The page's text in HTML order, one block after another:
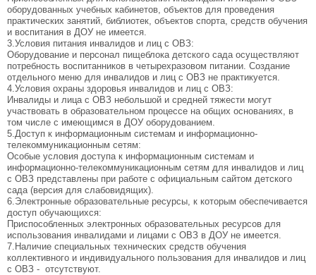
оборудованных учебных кабинетов, объектов для проведения
практических занятий, библиотек, объектов спорта, средств обучения
и воспитания в ДОУ не имеется.
3.Условия питания инвалидов и лиц с ОВЗ:
Оборудование и персонал пищеблока детского сада осуществляют
потребность воспитанников в четырехразовом питании. Создание
отдельного меню для инвалидов и лиц с ОВЗ не практикуется.
4.Условия охраны здоровья инвалидов и лиц с ОВЗ:
Инвалиды и лица с ОВЗ небольшой и средней тяжести могут
участвовать в образовательном процессе на общих основаниях, в
том числе с имеющимся в ДОУ оборудованием.
5.Доступ к информационным системам и информационно-
телекоммуникационным сетям:
Особые условия доступа к информационным системам и
информационно-телекоммуникационным сетям для инвалидов и лиц
с ОВЗ представлены при работе с официальным сайтом детского
сада (версия для слабовидящих).
6.Электронные образовательные ресурсы, к которым обеспечивается
доступ обучающихся:
Приспособленных электронных образовательных ресурсов для
использования инвалидами и лицами с ОВЗ в ДОУ не имеется.
7.Наличие специальных технических средств обучения
коллективного и индивидуального пользования для инвалидов и лиц
с ОВЗ - отсутствуют.